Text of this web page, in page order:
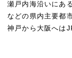
瀬戸内海沿いにあ
などの県内主要都
神戸から大阪へは